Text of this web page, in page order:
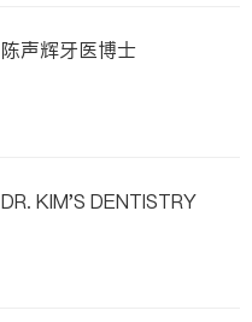
陈声辉牙医博士
DR. KIM'S DENTISTRY